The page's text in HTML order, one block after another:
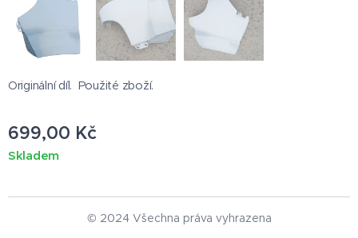
Originální díl. Použité zboží.
699,00 Kč
Skladem
© 2024 Všechna práva vyhrazena